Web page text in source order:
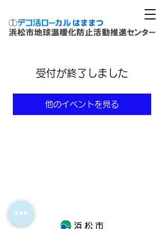
受付が終了しました
他のイベントを見る